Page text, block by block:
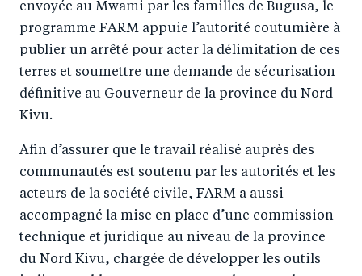
envoyée au Mwami par les familles de Bugusa, le
programme FARM appuie l’autorité coutumière à
publier un arrêté pour acter la délimitation de ces
terres et soumettre une demande de sécurisation
définitive au Gouverneur de la province du Nord
Kivu.
Afin d’assurer que le travail réalisé auprès des
communautés est soutenu par les autorités et les
acteurs de la société civile, FARM a aussi
accompagné la mise en place d’une commission
technique et juridique au niveau de la province
du Nord Kivu, chargée de développer les outils